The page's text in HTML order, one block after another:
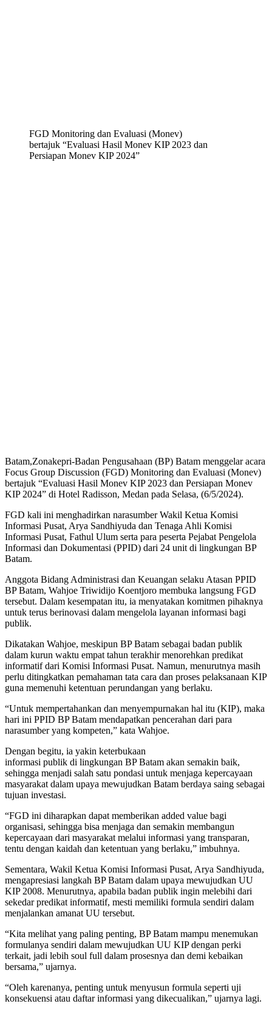
FGD Monitoring dan Evaluasi (Monev)
bertajuk “Evaluasi Hasil Monev KIP 2023 dan
Persiapan Monev KIP 2024”
Batam,Zonakepri-Badan Pengusahaan (BP) Batam menggelar acara
Focus Group Discussion (FGD) Monitoring dan Evaluasi (Monev)
bertajuk “Evaluasi Hasil Monev KIP 2023 dan Persiapan Monev
KIP 2024” di Hotel Radisson, Medan pada Selasa, (6/5/2024).
FGD kali ini menghadirkan narasumber Wakil Ketua Komisi
Informasi Pusat, Arya Sandhiyuda dan Tenaga Ahli Komisi
Informasi Pusat, Fathul Ulum serta para peserta Pejabat Pengelola
Informasi dan Dokumentasi (PPID) dari 24 unit di lingkungan BP
Batam.
Anggota Bidang Administrasi dan Keuangan selaku Atasan PPID
BP Batam, Wahjoe Triwidijo Koentjoro membuka langsung FGD
tersebut. Dalam kesempatan itu, ia menyatakan komitmen pihaknya
untuk terus berinovasi dalam mengelola layanan informasi bagi
publik.
Dikatakan Wahjoe, meskipun BP Batam sebagai badan publik
dalam kurun waktu empat tahun terakhir menorehkan predikat
informatif dari Komisi Informasi Pusat. Namun, menurutnya masih
perlu ditingkatkan pemahaman tata cara dan proses pelaksanaan KIP
guna memenuhi ketentuan perundangan yang berlaku.
“Untuk mempertahankan dan menyempurnakan hal itu (KIP), maka
hari ini PPID BP Batam mendapatkan pencerahan dari para
narasumber yang kompeten,” kata Wahjoe.
Dengan begitu, ia yakin keterbukaan
informasi publik di lingkungan BP Batam akan semakin baik,
sehingga menjadi salah satu pondasi untuk menjaga kepercayaan
masyarakat dalam upaya mewujudkan Batam berdaya saing sebagai
tujuan investasi.
“FGD ini diharapkan dapat memberikan added value bagi
organisasi, sehingga bisa menjaga dan semakin membangun
kepercayaan dari masyarakat melalui informasi yang transparan,
tentu dengan kaidah dan ketentuan yang berlaku,” imbuhnya.
Sementara, Wakil Ketua Komisi Informasi Pusat, Arya Sandhiyuda,
mengapresiasi langkah BP Batam dalam upaya mewujudkan UU
KIP 2008. Menurutnya, apabila badan publik ingin melebihi dari
sekedar predikat informatif, mesti memiliki formula sendiri dalam
menjalankan amanat UU tersebut.
“Kita melihat yang paling penting, BP Batam mampu menemukan
formulanya sendiri dalam mewujudkan UU KIP dengan perki
terkait, jadi lebih soul full dalam prosesnya dan demi kebaikan
bersama,” ujarnya.
“Oleh karenanya, penting untuk menyusun formula seperti uji
konsekuensi atau daftar informasi yang dikecualikan,” ujarnya lagi.